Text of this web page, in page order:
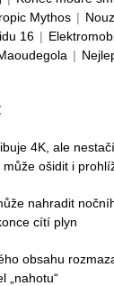
Mythos |
16 |
|
4K, ale
ošidit i
nahradit
cítí plyn
obsahu
„nahotu“